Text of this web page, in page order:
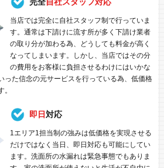
当店では完全に自社スタッフ制で行っていま
す。通常は下請けに流す所が多く下請け業者
の取り分が加わる為、どうしても料金が高く
なってしまいます。しかし、当店ではその分
の費用をお客様に負担させるわけにはいかな
った信念の元サービスを行っている為、低価格
即日対応
1エリア1担当制の強みは低価格を実現させる
だけではなく当日、即日対応も可能にしてい
ます。洗面所の水漏れは緊急事態でもありま